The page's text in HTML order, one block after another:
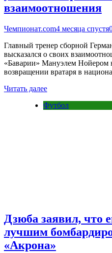
взаимоотношения
Чемпионат.com4 месяца спустя
Главный тренер сборной
высказался о своих
«Баварии» Мануэлем Нойером
возвращении вратаря в
Читать далее
Футбол
Дзюба заявил, что
лучшим
«Акрона»